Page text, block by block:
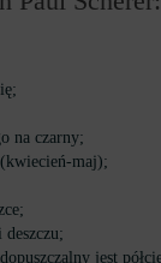
na czarny;
maj);
jest